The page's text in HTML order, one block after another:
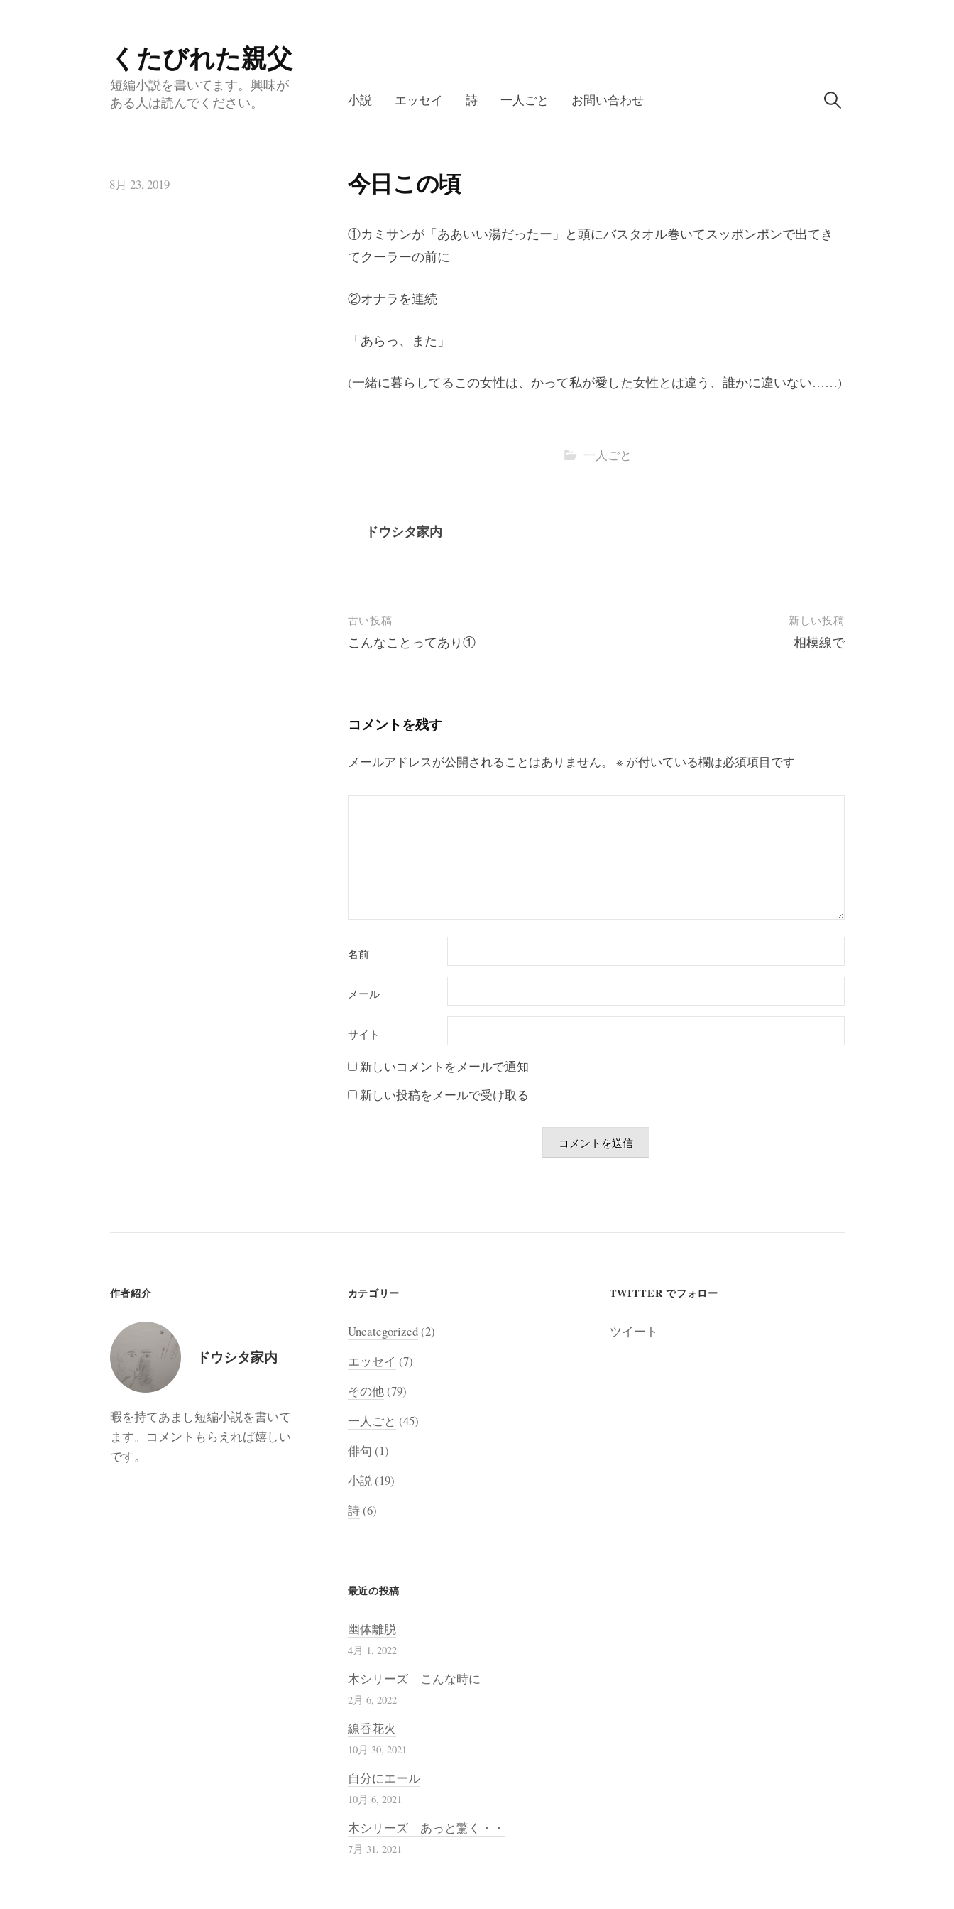
コ
ン
テ
ス
くたびれた親父
短編小説を書いてます。興味が
ある人は読んでください。
小説 エッセイ 詩 一人ごと お問い合わせ 検
8月 23, 2019 今日この頃
①カミサンが「ああいい湯だったー」と頭にバスタオル巻いてスッポンポンで出てき
てクーラーの前に
②オナラを連続
「あらっ、また」
(一緒に暮らしてるこの女性は、かって私が愛した女性とは違う、誰かに違いない……)
一人ごと
ドウシタ家内
投
稿
ー
シ
ン
古い投稿
こんなことってあり①
新しい投稿
相模線で
コメントを残す
メールアドレスが公開されることはありません。 ※ が付いている欄は必須項目です
名前
メール
サイト
新しいコメントをメールで通知
新しい投稿をメールで受け取る
作者紹介
ドウシタ家内
暇を持てあまし短編小説を書いて
ます。コメントもらえれば嬉しい
です。
カテゴリー
Uncategorized(2)
エッセイ (7)
その他(79)
一人ごと (45)
俳句 (1)
小説(19)
詩(6)
最近の投稿
幽体離脱
4月 1, 2022
木シリーズ こんな時に
2月 6, 2022
線香花火
10月 30, 2021
自分にエール
10月 6, 2021
木シリーズ あっと驚く・・
7月 31, 2021
TWITTER でフォロー
ツイート